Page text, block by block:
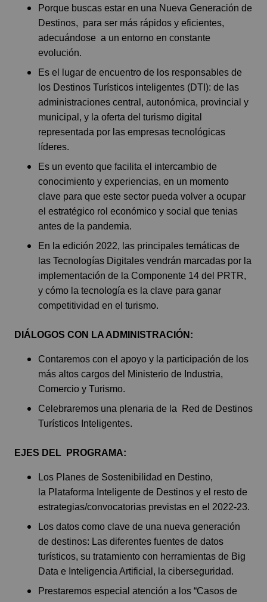
Porque buscas estar en una Nueva Generación de
Destinos, para ser más rápidos y eficientes,
adecuándose a un entorno en constante
evolución.
Es el lugar de encuentro de los responsables de
los Destinos Turísticos inteligentes (DTI): de las
administraciones central, autonómica, provincial y
municipal, y la oferta del turismo digital
representada por las empresas tecnológicas
líderes.
Es un evento que facilita el intercambio de
conocimiento y experiencias, en un momento
clave para que este sector pueda volver a ocupar
el estratégico rol económico y social que tenias
antes de la pandemia.
En la edición 2022, las principales temáticas de
las Tecnologías Digitales vendrán marcadas por la
implementación de la Componente 14 del PRTR,
y cómo la tecnología es la clave para ganar
competitividad en el turismo.
DIÁLOGOS CON LA ADMINISTRACIÓN:
Contaremos con el apoyo y la participación de los
más altos cargos del Ministerio de Industria,
Comercio y Turismo.
Celebraremos una plenaria de la Red de Destinos
Turísticos Inteligentes.
EJES DEL PROGRAMA:
Los Planes de Sostenibilidad en Destino,
la Plataforma Inteligente de Destinos y el resto de
estrategias/convocatorias previstas en el 2022-23.
Los datos como clave de una nueva generación
de destinos: Las diferentes fuentes de datos
turísticos, su tratamiento con herramientas de Big
Data e Inteligencia Artificial, la ciberseguridad.
Prestaremos especial atención a los “Casos de